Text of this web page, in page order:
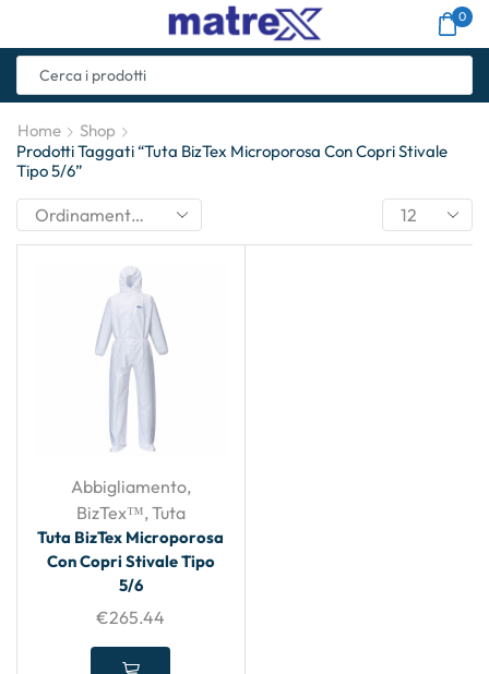
0
Home
Shop
Prodotti Taggati “Tuta BizTex Microporosa Con Copri Stivale
Tipo 5/6”
Abbigliamento,
BizTex™, Tuta
Tuta BizTex Microporosa
Con Copri Stivale Tipo
5/6
€265.44